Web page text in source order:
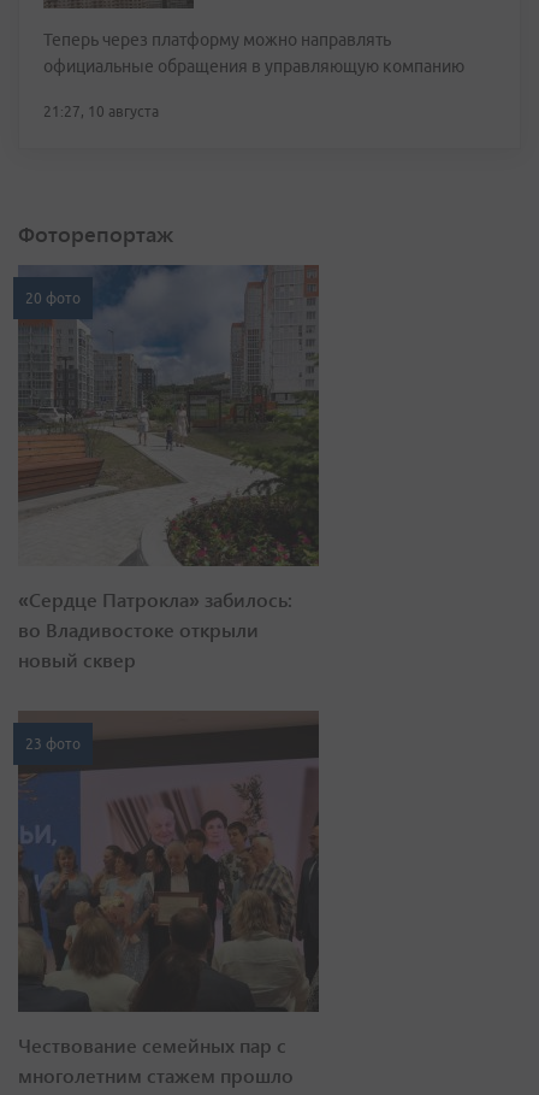
Теперь через платформу можно направлять
официальные обращения в управляющую компанию
21:27, 10 августа
Фоторепортаж
20 фото
«Сердце Патрокла» забилось:
во Владивостоке открыли
новый сквер
23 фото
Чествование семейных пар с
многолетним стажем прошло